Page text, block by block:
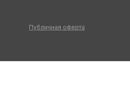
Публичная оферта